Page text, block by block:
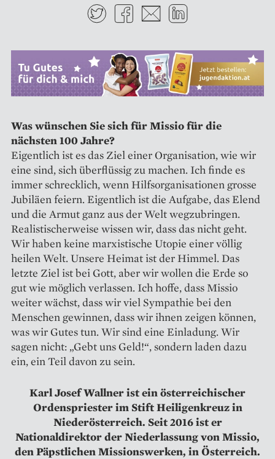
TwitterFacebook
E-mail
Was wünschen Sie sich für Missio für die
nächsten 100 Jahre?
Eigentlich ist es das Ziel einer Organisation, wie wir
eine sind, sich überflüssig zu machen. Ich finde es
immer schrecklich, wenn Hilfsorganisationen grosse
Jubiläen feiern. Eigentlich ist die Aufgabe, das Elend
und die Armut ganz aus der Welt wegzubringen.
Realistischerweise wissen wir, dass das nicht geht.
Wir haben keine marxistische Utopie einer völlig
heilen Welt. Unsere Heimat ist der Himmel. Das
letzte Ziel ist bei Gott, aber wir wollen die Erde so
gut wie möglich verlassen. Ich hoffe, dass Missio
weiter wächst, dass wir viel Sympathie bei den
Menschen gewinnen, dass wir ihnen zeigen können,
was wir Gutes tun. Wir sind eine Einladung. Wir
sagen nicht: „Gebt uns Geld!“, sondern laden dazu
ein, ein Teil davon zu sein.
Karl Josef Wallner ist ein österreichischer
Ordenspriester im Stift Heiligenkreuz in
Niederösterreich. Seit 2016 ist er
Nationaldirektor der Niederlassung von Missio,
den Päpstlichen Missionswerken, in Österreich.